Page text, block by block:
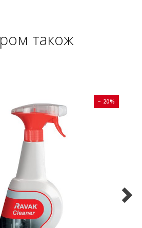
також
− 20%